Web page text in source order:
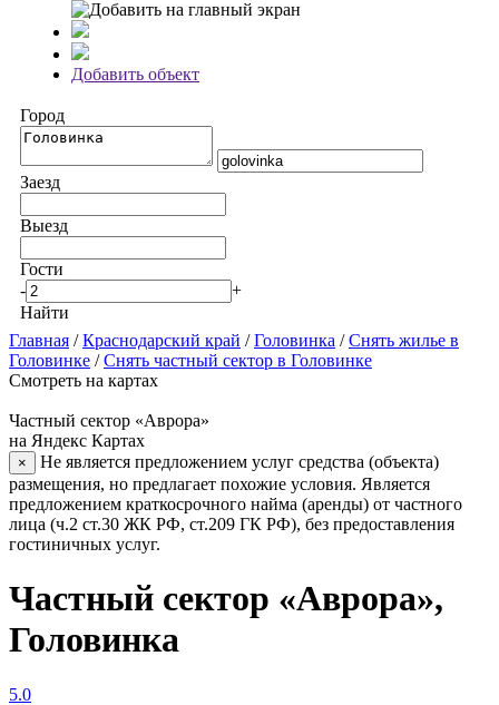
Добавить объект
Город
Заезд
Выезд
Гости
-
+
Найти
Главная /Краснодарский край /Головинка /Снять жилье в
Головинке /Снять частный сектор в Головинке
Смотреть на картах
Частный сектор «Аврора»
на Яндекс Картах
×
Не является предложением услуг средства (объекта)
размещения, но предлагает похожие условия. Является
предложением краткосрочного найма (аренды) от частного
лица (ч.2 ст.30 ЖК РФ, ст.209 ГК РФ), без предоставления
гостиничных услуг.
Частный сектор «Аврора»,
Головинка
5.0